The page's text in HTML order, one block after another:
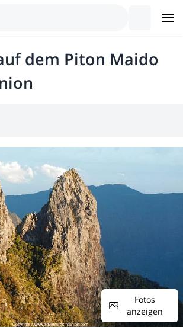
dem Piton Maido
Fotos
anzeigen